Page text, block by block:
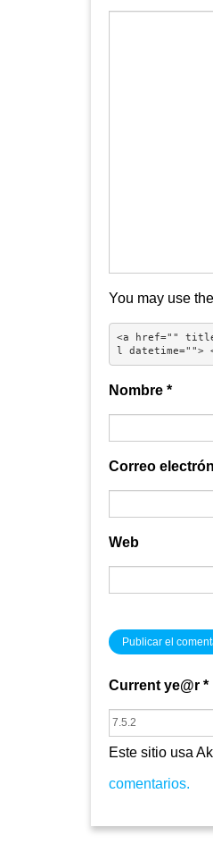
You may use
<a href=""
l datetime="">
Nombre *
Correo
Web
Current ye@r *
Este sitio usa
comentarios.